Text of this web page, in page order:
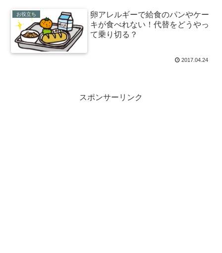
お役立ち
卵アレルギーで給食のパンやケー
キが食べれない！代替をどうやっ
て乗り切る？
2017.04.24
スポンサーリンク